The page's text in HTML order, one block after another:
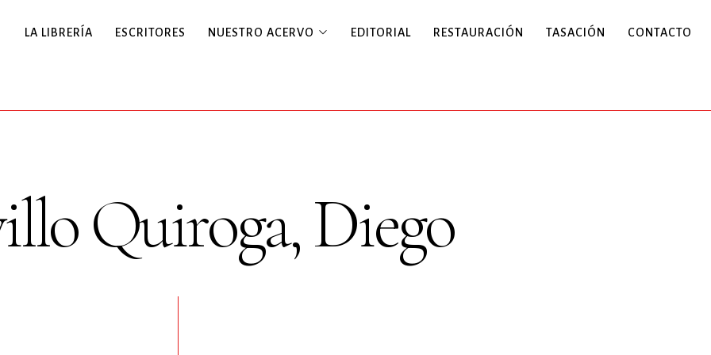
LA LIBRERÍA ESCRITORES NUESTRO ACERVO EDITORIAL RESTAURACIÓN TASACIÓN CONTACTO
Quiroga, Diego